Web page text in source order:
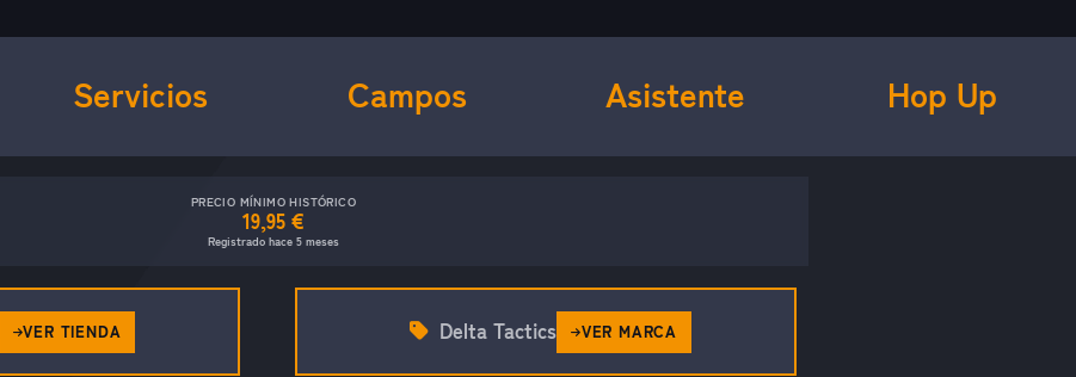
Servicios Campos Asistente Hop Up
PRECIO MÍNIMO HISTÓRICO
19,95 €
Registrado hace 5 meses
VER TIENDA Delta Tactics VER MARCA